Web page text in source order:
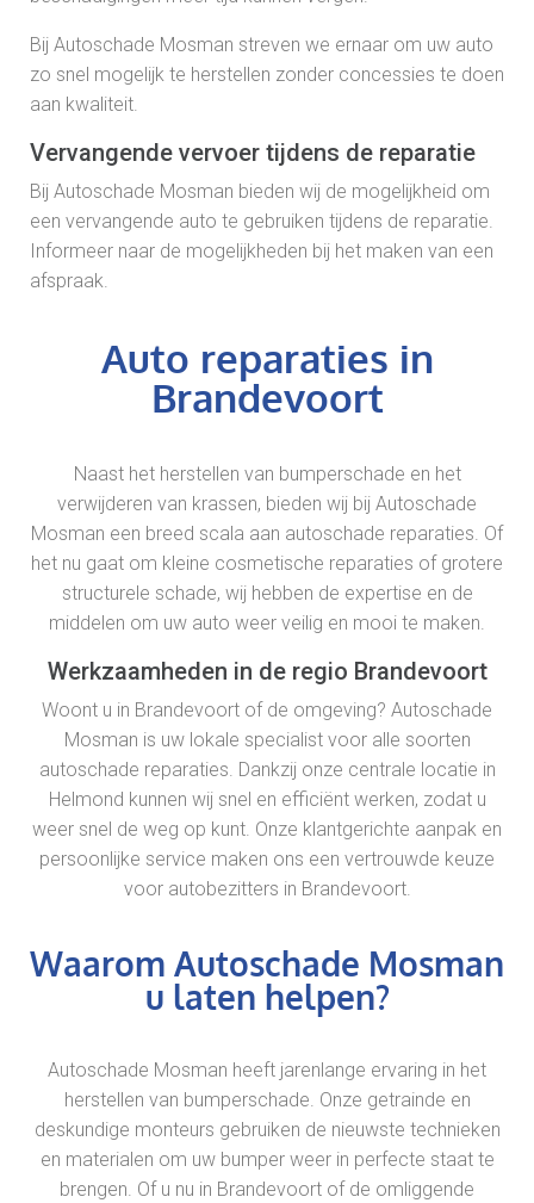
Bij Autoschade Mosman streven we ernaar om uw auto
zo snel mogelijk te herstellen zonder concessies te doen
aan kwaliteit.
Vervangende vervoer tijdens de reparatie
Bij Autoschade Mosman bieden wij de mogelijkheid om
een vervangende auto te gebruiken tijdens de reparatie.
Informeer naar de mogelijkheden bij het maken van een
afspraak.
Auto reparaties in
Brandevoort
Naast het herstellen van bumperschade en het
verwijderen van krassen, bieden wij bij Autoschade
Mosman een breed scala aan autoschade reparaties. Of
het nu gaat om kleine cosmetische reparaties of grotere
structurele schade, wij hebben de expertise en de
middelen om uw auto weer veilig en mooi te maken.
Werkzaamheden in de regio Brandevoort
Woont u in Brandevoort of de omgeving? Autoschade
Mosman is uw lokale specialist voor alle soorten
autoschade reparaties. Dankzij onze centrale locatie in
Helmond kunnen wij snel en efficiënt werken, zodat u
weer snel de weg op kunt. Onze klantgerichte aanpak en
persoonlijke service maken ons een vertrouwde keuze
voor autobezitters in Brandevoort.
Waarom Autoschade Mosman
u laten helpen?
Autoschade Mosman heeft jarenlange ervaring in het
herstellen van bumperschade. Onze getrainde en
deskundige monteurs gebruiken de nieuwste technieken
en materialen om uw bumper weer in perfecte staat te
brengen. Of u nu in Brandevoort of de omliggende